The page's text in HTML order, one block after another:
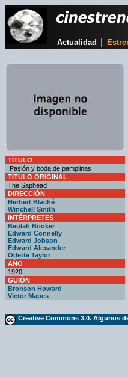
Actualidad
TÍTULO
Pasión y boda de pamplinas
TÍTULO ORIGINAL
The Saphead
DIRECCIÓN
Herbert Blaché
Winchell Smith
INTÉRPRETES
Beulah Booker
Edward Connelly
Edward Jobson
Edward Alexander
Odette Taylor
AÑO
1920
GUIÓN
Bronson Howard
Victor Mapes
Creative Commons 3.0. Algunos